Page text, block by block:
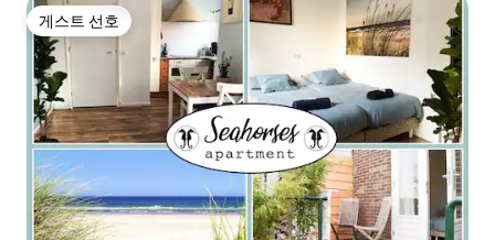
게스트 선호
게스트 선호